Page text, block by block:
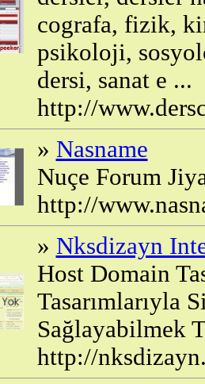
cografa, fizik,
psikoloji,
dersi, sanat e ...
http://
» Nasname
Nuçe Forum
http://
» Nksdizayn
Host Domain
Tasarımlarıyla
Sağlayabilmek
http://